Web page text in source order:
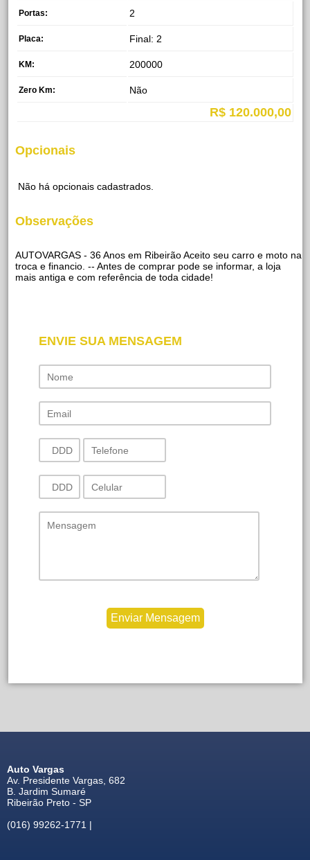
Portas: 2
Placa: Final: 2
KM: 200000
Zero Km: Não
R$ 120.000,00
Opcionais
Não há opcionais cadastrados.
Observações
AUTOVARGAS - 36 Anos em Ribeirão Aceito seu carro e moto na
troca e financio. -- Antes de comprar pode se informar, a loja
mais antiga e com referência de toda cidade!
ENVIE SUA MENSAGEM
Auto Vargas
Av. Presidente Vargas, 682
B. Jardim Sumaré
Ribeirão Preto - SP
(016) 99262-1771 |